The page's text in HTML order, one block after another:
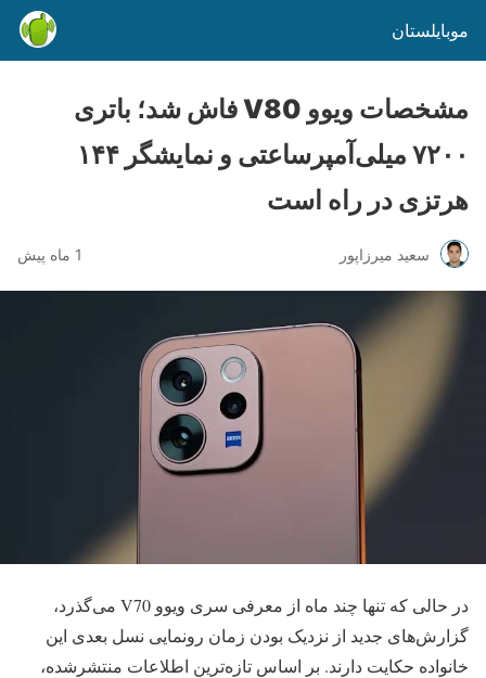
موبایلستان
مشخصات ویوو V80 فاش شد؛ باتری
۷۲۰۰ میلی‌آمپرساعتی و نمایشگر ۱۴۴
هرتزی در راه است
سعید میرزاپور 1 ماه پیش
در حالی که تنها چند ماه از معرفی سری ویوو V70 می‌گذرد،
گزارش‌های جدید از نزدیک بودن زمان رونمایی نسل بعدی این
خانواده حکایت دارند. بر اساس تازه‌ترین اطلاعات منتشرشده،